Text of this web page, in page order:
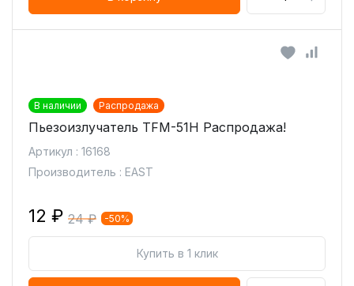
В наличии Распродажа
Пьезоизлучатель TFM-51H Распродажа!
Артикул : 16168
Производитель : EAST
12 ₽ 24 ₽ -50%
Купить в 1 клик